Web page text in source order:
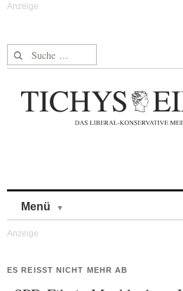
Suche nach:
Menü
ES REISST NICHT MEHR AB